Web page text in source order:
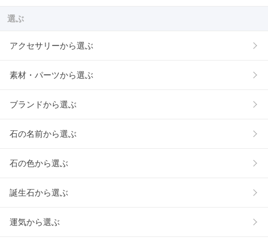
選ぶ
アクセサリーから選ぶ
素材・パーツから選ぶ
ブランドから選ぶ
石の名前から選ぶ
石の色から選ぶ
誕生石から選ぶ
運気から選ぶ